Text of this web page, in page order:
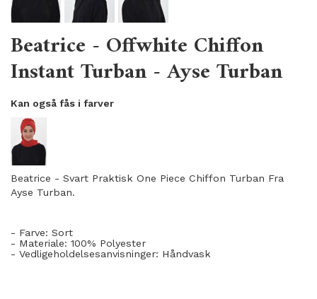
Beatrice - Offwhite Chiffon
Instant Turban - Ayse Turban
Kan også fås i farver
Beatrice - Svart Praktisk One Piece Chiffon Turban Fra
Ayse Turban.
- Farve: Sort
- Materiale: 100% Polyester
- Vedligeholdelsesanvisninger: Håndvask